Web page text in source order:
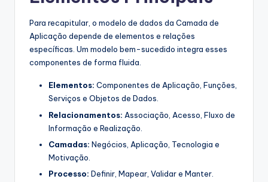
Para recapitular, o modelo de dados da Camada de
Aplicação depende de elementos e relações
específicas. Um modelo bem-sucedido integra esses
componentes de forma fluida.
Elementos: Componentes de Aplicação, Funções,
Serviços e Objetos de Dados.
Relacionamentos: Associação, Acesso, Fluxo de
Informação e Realização.
Camadas: Negócios, Aplicação, Tecnologia e
Motivação.
Processo: Definir, Mapear, Validar e Manter.